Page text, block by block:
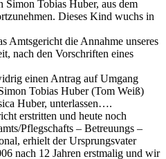
Simon Tobias Huber, aus dem
Dieses Kind wuchs in
Amtsgericht die Annahme unseres
nach den Vorschriften eines
einen Antrag auf Umgang
Tobias Huber (Tom Weiß)
Huber, unterlassen….
erstritten und heute noch
Pflegschafts – Betreuungs –
erhielt der Ursprungsvater
nach 12 Jahren erstmalig und wir